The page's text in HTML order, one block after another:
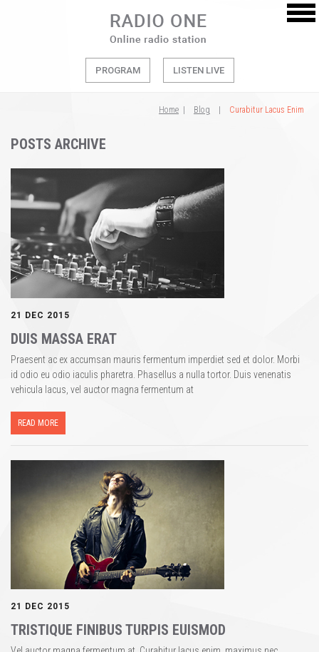
PROGRAM LISTEN LIVE
Home Blog Curabitur Lacus Enim
POSTS ARCHIVE
21 DEC 2015
DUIS MASSA ERAT
Praesent ac ex accumsan mauris fermentum imperdiet sed et dolor. Morbi
id odio eu odio iaculis pharetra. Phasellus a nulla tortor. Duis venenatis
vehicula lacus, vel auctor magna fermentum at
READ MORE
21 DEC 2015
TRISTIQUE FINIBUS TURPIS EUISMOD